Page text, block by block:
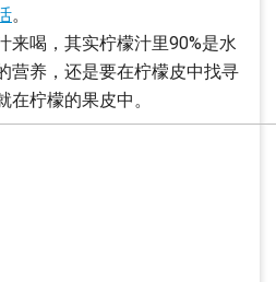
。
来喝，其实柠檬汁里90%是水
营养，还是要在柠檬皮中找寻
柠檬的果皮中。